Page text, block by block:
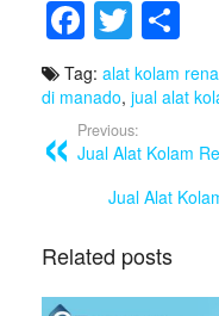
F
a
c
e
b
o
k
T
wi
tt
er
h
ar
e
Tag: alat kolam
di manado, jual alat
Previous:
Jual Alat Kolam
Jual Alat
Related posts